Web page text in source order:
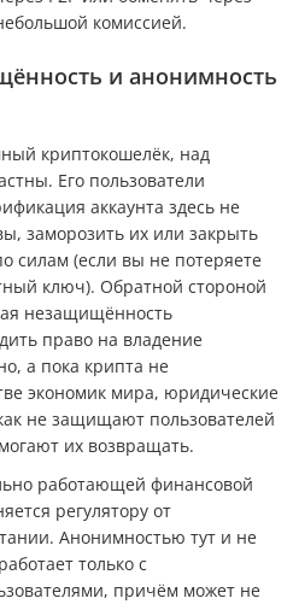
комиссией.
и анонимность
криптокошелёк, над
Его пользователи
аккаунта здесь не
заморозить их или закрыть
силам (если вы не потеряете
ключ). Обратной стороной
незащищённость
право на владение
а пока крипта не
экономик мира, юридические
не защищают пользователей
их возвращать.
работающей финансовой
регулятору от
Анонимностью тут и не
только с
причём может не